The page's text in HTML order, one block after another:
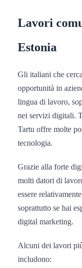
Lavori
Estonia
Gli italiani che
opportunità in
lingua di lavoro,
nei servizi digitali.
Tartu offre molte
tecnologia.
Grazie alla forte
molti datori di
essere
soprattutto se hai
digital marketing.
Alcuni dei lavori
includono: